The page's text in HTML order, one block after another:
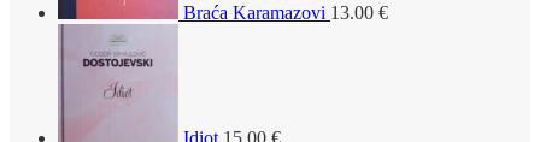
Braća Karamazovi 13.00 €
Idiot 15.00 €